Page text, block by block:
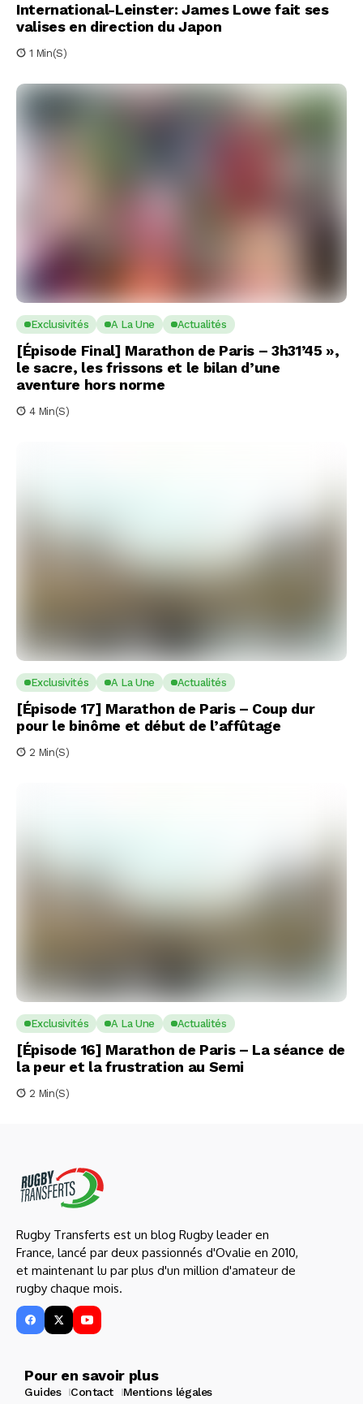
International-Leinster: James Lowe fait ses
valises en direction du Japon
1 Min(s)
Exclusivités A La Une Actualités
[Épisode Final] Marathon de Paris – 3h31’45 »,
le sacre, les frissons et le bilan d’une
aventure hors norme
4 Min(s)
Exclusivités A La Une Actualités
[Épisode 17] Marathon de Paris – Coup dur
pour le binôme et début de l’affûtage
2 Min(s)
Exclusivités A La Une Actualités
[Épisode 16] Marathon de Paris – La séance de
la peur et la frustration au Semi
2 Min(s)
Rugby Transferts est un blog Rugby leader en
France, lancé par deux passionnés d'Ovalie en 2010,
et maintenant lu par plus d'un million d'amateur de
rugby chaque mois.
Pour en savoir plus
Guides Contact Mentions légales